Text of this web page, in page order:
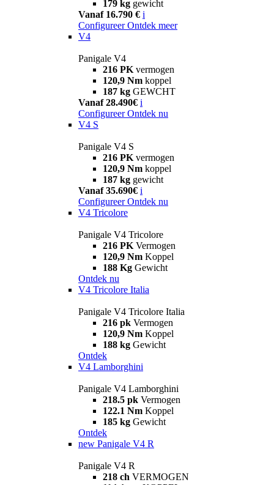
179 kg gewicht
Vanaf 16.790 € i
Configureer Ontdek meer
V4
Panigale V4
216 PK vermogen
120,9 Nm koppel
187 kg GEWCHT
Vanaf 28.490€ i
Configureer Ontdek nu
V4 S
Panigale V4 S
216 PK vermogen
120,9 Nm koppel
187 kg gewicht
Vanaf 35.690€ i
Configureer Ontdek nu
V4 Tricolore
Panigale V4 Tricolore
216 PK Vermogen
120,9 Nm Koppel
188 Kg Gewicht
Ontdek nu
V4 Tricolore Italia
Panigale V4 Tricolore Italia
216 pk Vermogen
120,9 Nm Koppel
188 kg Gewicht
Ontdek
V4 Lamborghini
Panigale V4 Lamborghini
218.5 pk Vermogen
122.1 Nm Koppel
185 kg Gewicht
Ontdek
new Panigale V4 R
Panigale V4 R
218 ch VERMOGEN